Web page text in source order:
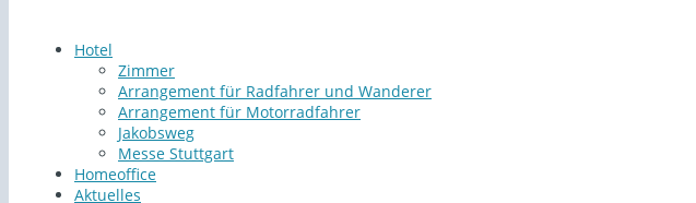
Hotel
Zimmer
Arrangement für Radfahrer und Wanderer
Arrangement für Motorradfahrer
Jakobsweg
Messe Stuttgart
Homeoffice
Aktuelles